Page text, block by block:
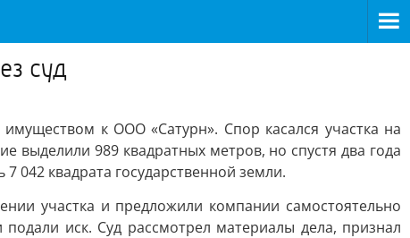
суд
к ООО «Сатурн». Спор касался участка на
выделили 989 квадратных метров, но спустя два года
042 квадрата государственной земли.
участка и предложили компании самостоятельно
иск. Суд рассмотрел материалы дела, признал